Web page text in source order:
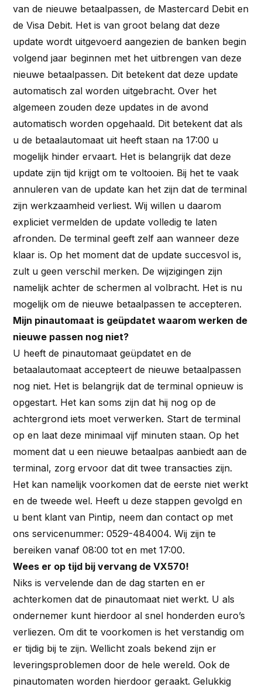
van de nieuwe betaalpassen, de Mastercard Debit en
de Visa Debit. Het is van groot belang dat deze
update wordt uitgevoerd aangezien de banken begin
volgend jaar beginnen met het uitbrengen van deze
nieuwe betaalpassen. Dit betekent dat deze update
automatisch zal worden uitgebracht. Over het
algemeen zouden deze updates in de avond
automatisch worden opgehaald. Dit betekent dat als
u de betaalautomaat uit heeft staan na 17:00 u
mogelijk hinder ervaart. Het is belangrijk dat deze
update zijn tijd krijgt om te voltooien. Bij het te vaak
annuleren van de update kan het zijn dat de terminal
zijn werkzaamheid verliest. Wij willen u daarom
expliciet vermelden de update volledig te laten
afronden. De terminal geeft zelf aan wanneer deze
klaar is. Op het moment dat de update succesvol is,
zult u geen verschil merken. De wijzigingen zijn
namelijk achter de schermen al volbracht. Het is nu
mogelijk om de nieuwe betaalpassen te accepteren.
Mijn pinautomaat is geüpdatet waarom werken de
nieuwe passen nog niet?
U heeft de pinautomaat geüpdatet en de
betaalautomaat accepteert de nieuwe betaalpassen
nog niet. Het is belangrijk dat de terminal opnieuw is
opgestart. Het kan soms zijn dat hij nog op de
achtergrond iets moet verwerken. Start de terminal
op en laat deze minimaal vijf minuten staan. Op het
moment dat u een nieuwe betaalpas aanbiedt aan de
terminal, zorg ervoor dat dit twee transacties zijn.
Het kan namelijk voorkomen dat de eerste niet werkt
en de tweede wel. Heeft u deze stappen gevolgd en
u bent klant van Pintip, neem dan contact op met
ons servicenummer: 0529-484004. Wij zijn te
bereiken vanaf 08:00 tot en met 17:00.
Wees er op tijd bij vervang de VX570!
Niks is vervelende dan de dag starten en er
achterkomen dat de pinautomaat niet werkt. U als
ondernemer kunt hierdoor al snel honderden euro’s
verliezen. Om dit te voorkomen is het verstandig om
er tijdig bij te zijn. Wellicht zoals bekend zijn er
leveringsproblemen door de hele wereld. Ook de
pinautomaten worden hierdoor geraakt. Gelukkig